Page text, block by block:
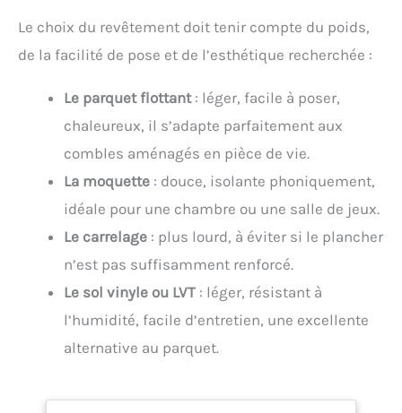
Le choix du revêtement doit tenir compte du poids,
de la facilité de pose et de l’esthétique recherchée :
Le parquet flottant: léger, facile à poser,
chaleureux, il s’adapte parfaitement aux
combles aménagés en pièce de vie.
La moquette : douce, isolante phoniquement,
idéale pour une chambre ou une salle de jeux.
Le carrelage : plus lourd, à éviter si le plancher
n’est pas suffisamment renforcé.
Le sol vinyle ou LVT : léger, résistant à
l’humidité, facile d’entretien, une excellente
alternative au parquet.